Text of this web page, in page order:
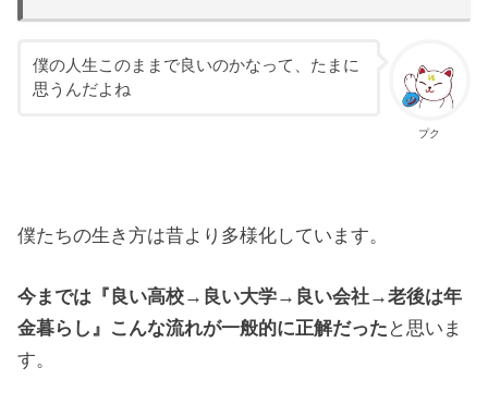
プク
僕の人生このままで良いのかなって、たまに
思うんだよね
僕たちの生き方は昔より多様化しています。
今までは『良い高校→良い大学→良い会社→老後は年
金暮らし』こんな流れが一般的に正解だった と思いま
す。